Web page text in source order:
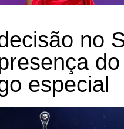
no
especial